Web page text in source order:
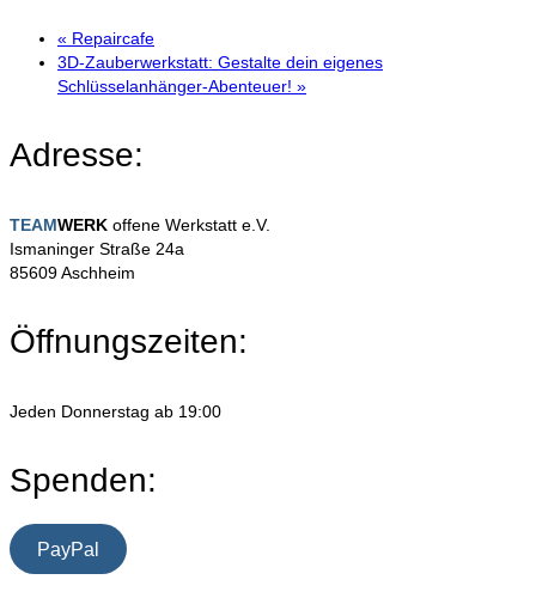
« Repaircafe
3D-Zauberwerkstatt: Gestalte dein eigenes
Schlüsselanhänger-Abenteuer! »
Adresse:
TEAMWERK offene Werkstatt e.V.
Ismaninger Straße 24a
85609 Aschheim
Öffnungszeiten:
Jeden Donnerstag ab 19:00
Spenden:
PayPal